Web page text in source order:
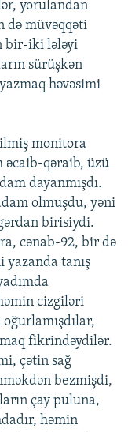
yorulandan
də müvəqqəti
bir-iki lələyi
sürüşkən
həvəsimi
monitora
əcaib-qəraib, üzü
dayanmışdı.
olmuşdu, yəni
birisiydi.
cənab-92, bir də
yazanda tanış
cizgiləri
fikrindəydilər.
çətin sağ
bezmişdi,
çay puluna,
həmin